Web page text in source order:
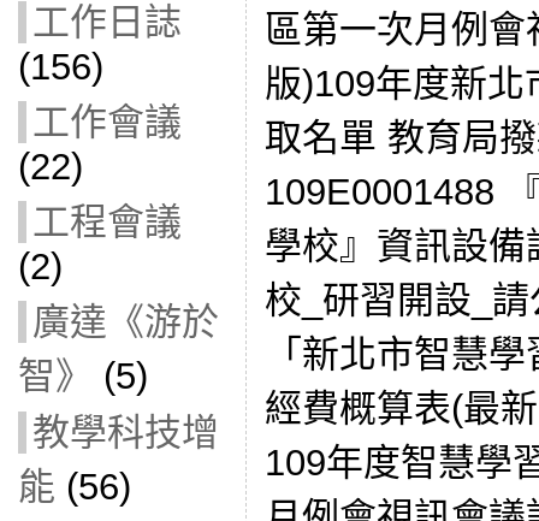
工作日誌
(156)
工作會議
(22)
工程會議
(2)
廣達《游於
智》
(5)
教學科技增
能 (56)
區第一次月例
版)109年度新
取名單 教育局
109E0001488
學校』資訊設
校_研習開設_
「新北市智慧
經費概算表(最
109年度智慧學